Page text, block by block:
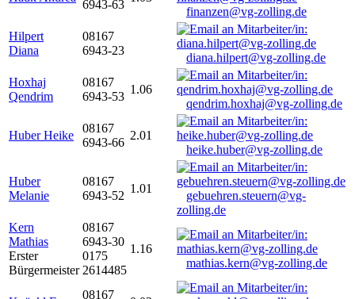
6943-63
finanzen@vg-zolling.de
Hilpert
Diana
08167
6943-23
diana.hilpert@vg-zolling.de
Hoxhaj
Qendrim
08167
6943-53
1.06
qendrim.hoxhaj@vg-zolling.de
Huber Heike
08167
6943-66
2.01
heike.huber@vg-zolling.de
Huber
Melanie
08167
6943-52
1.01
gebuehren.steuern@vg-
zolling.de
Kern
Mathias
Erster
Bürgermeister
08167
6943-30
0175
2614485
1.16
mathias.kern@vg-zolling.de
08167